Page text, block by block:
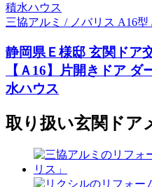
積水ハウス
三協アルミ / ノバリス A16型
静岡県Ｅ様邸 玄関ドア
【Ａ16】片開きドア
水ハウス
取り扱い玄関ドア